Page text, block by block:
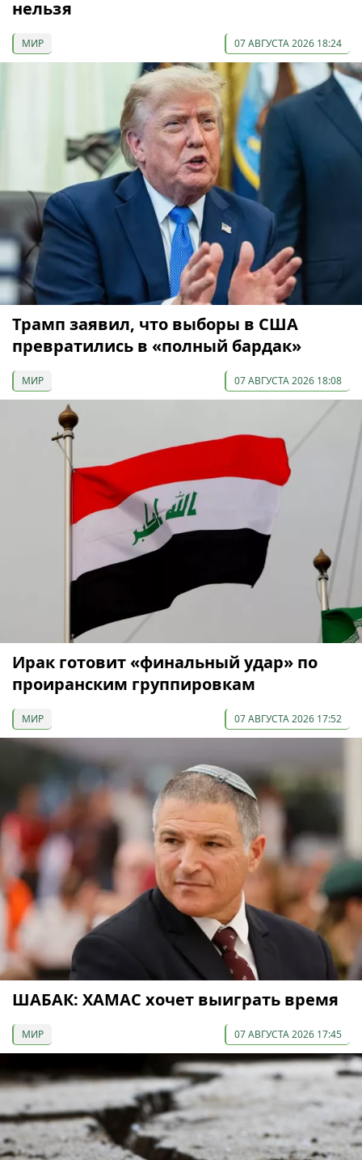
нельзя
МИР 07 АВГУСТА 2026 18:24
Трамп заявил, что выборы в США
превратились в «полный бардак»
МИР 07 АВГУСТА 2026 18:08
Ирак готовит «финальный удар» по
проиранским группировкам
МИР 07 АВГУСТА 2026 17:52
ШАБАК: ХАМАС хочет выиграть время
МИР 07 АВГУСТА 2026 17:45